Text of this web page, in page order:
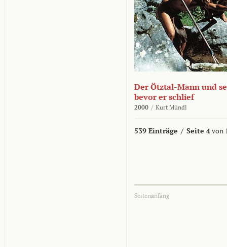
Der Ötztal-Mann und
bevor er schlief
2000 / Kurt Mündl
539 Einträge / Seite 4von
Seitenanfang